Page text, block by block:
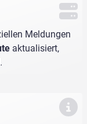
Meldungen
aktualisiert,